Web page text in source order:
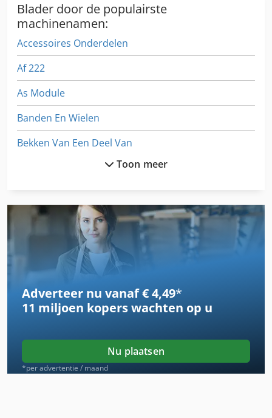
Blader door de populairste
machinenamen:
Accessoires Onderdelen
Af 222
As Module
Banden En Wielen
Bekken Van Een Deel Van
Bijgehouden Voertuig
Draaibank Accessoires
Gemeentelijke Voertuig
Gereedschap En Cutter Grinder
German
Hoofd Van Een Deel Van
Huur Aan Eigen
Lassen Van De Draaitafel
Toon meer
Adverteer nu vanaf € 4,49*
11 miljoen koperswachten op u
Nu plaatsen
*per advertentie / maand